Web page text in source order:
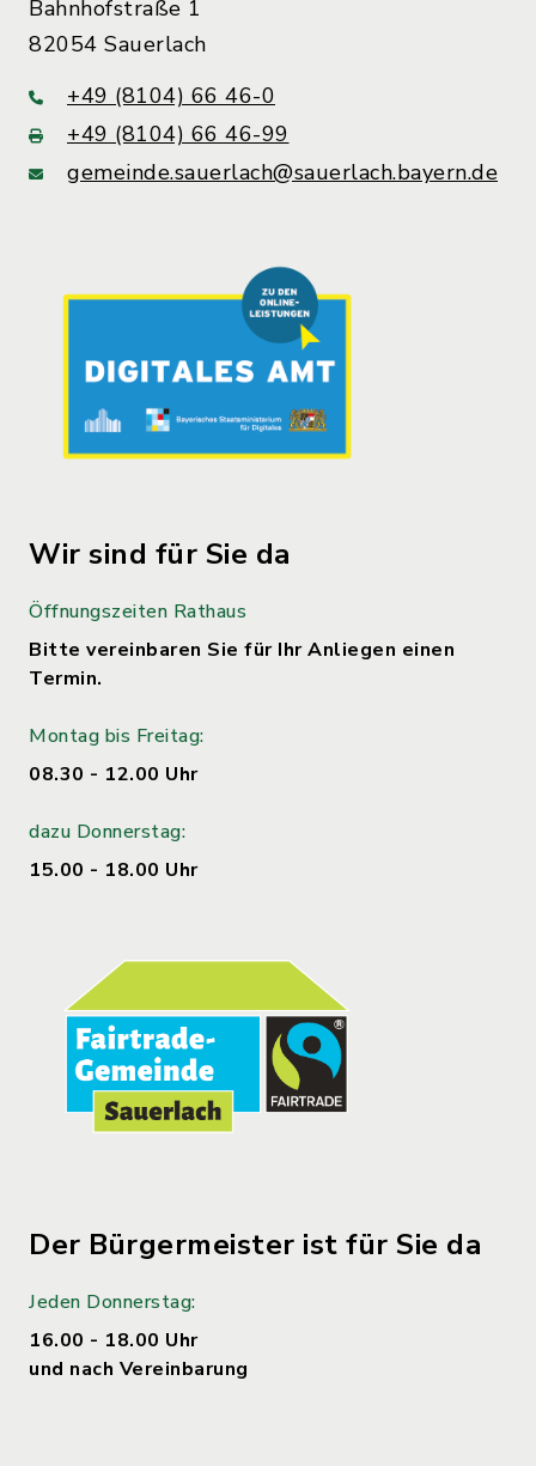
Bahnhofstraße 1
82054 Sauerlach
+49 (8104) 66 46-0
+49 (8104) 66 46-99
gemeinde.sauerlach@sauerlach.bayern.de
Wir sind für Sie da
Öffnungszeiten Rathaus
Bitte vereinbaren Sie für Ihr Anliegen einen
Termin.
Montag bis Freitag:
08.30 - 12.00 Uhr
dazu Donnerstag:
15.00 - 18.00 Uhr
Der Bürgermeister ist für Sie da
Jeden Donnerstag:
16.00 - 18.00 Uhr
und nach Vereinbarung